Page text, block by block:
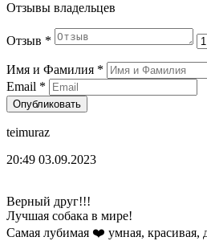
Отзывы владельцев
Отзыв *
Имя и Фамилия *
Email *
Опубликовать
teimuraz
20:49 03.09.2023
Верный друг!!!
Лучшая собака в мире!
Самая лубимая ❤️ умная, красивая,